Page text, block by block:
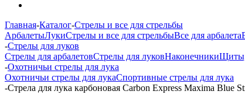
Главная-Каталог-Стрелы и все для стрельбы
АрбалетыЛукиСтрелы и все для стрельбыВсе для арбалета
-Стрелы для луков
Стрелы для арбалетовСтрелы для луковНаконечникиЩиты,
-Охотничьи стрелы для лука
Охотничьи стрелы для лукаСпортивные стрелы для лука
-Стрела для лука карбоновая Carbon Express Maxima Blue